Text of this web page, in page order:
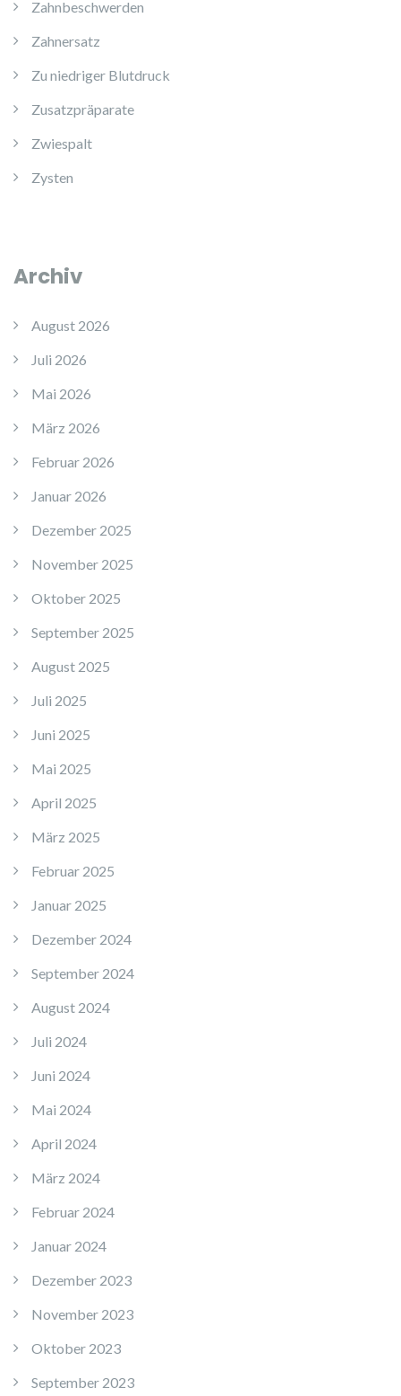
Zahnbeschwerden
Zahnersatz
Zu niedriger Blutdruck
Zusatzpräparate
Zwiespalt
Zysten
Archiv
August 2026
Juli 2026
Mai 2026
März 2026
Februar 2026
Januar 2026
Dezember 2025
November 2025
Oktober 2025
September 2025
August 2025
Juli 2025
Juni 2025
Mai 2025
April 2025
März 2025
Februar 2025
Januar 2025
Dezember 2024
September 2024
August 2024
Juli 2024
Juni 2024
Mai 2024
April 2024
März 2024
Februar 2024
Januar 2024
Dezember 2023
November 2023
Oktober 2023
September 2023